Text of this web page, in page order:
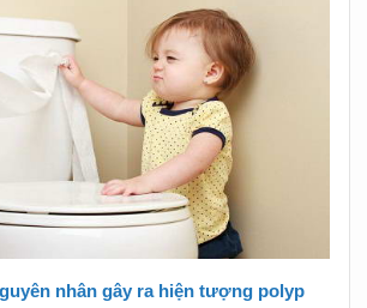
nhân gây ra hiện tượng polyp